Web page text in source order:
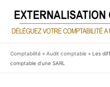
contenu
Comptabilité » Audit comptable » Les
comptable d’une SARL